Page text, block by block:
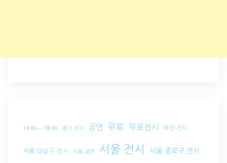
10:00 ~ 18:00 경기 전시 공연 무료 무료전시 부산 전시
서울 강남구 전시 서울 공연 서울 전시 서울 종로구 전시